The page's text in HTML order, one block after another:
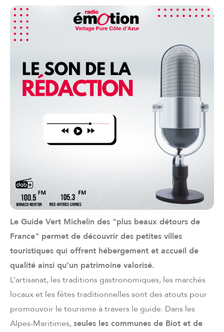
Le Guide Vert Michelin des "plus beaux détours de
France" permet de découvrir des petites villes
touristiques qui offrent hébergement et accueil de
qualité ainsi qu’un patrimoine valorisé.
L’artisanat, les traditions gastronomiques, les marchés
locaux et les fêtes traditionnelles sont des atouts pour
promouvoir le tourisme à travers le guide. Dans les
Alpes-Maritimes,seules les communes de Biot et de